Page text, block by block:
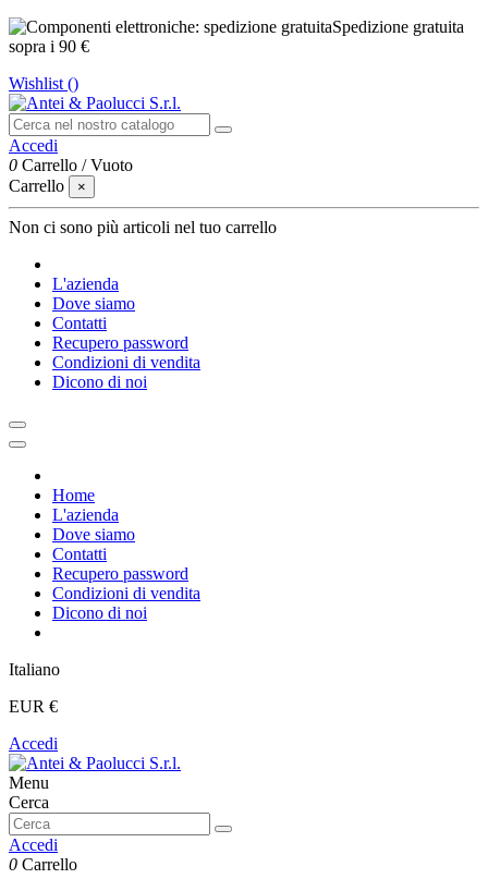
Spedizione gratuita
sopra i 90 €
Wishlist ()
Accedi
0 Carrello /Vuoto
Carrello
×
Non ci sono più articoli nel tuo carrello
L'azienda
Dove siamo
Contatti
Recupero password
Condizioni di vendita
Dicono di noi
Home
L'azienda
Dove siamo
Contatti
Recupero password
Condizioni di vendita
Dicono di noi
Italiano
EUR €
Accedi
Menu
Cerca
Accedi
0 Carrello